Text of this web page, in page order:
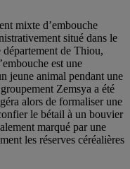
mixte d’embouche
situé dans le
de Thiou,
est une
jeune animal pendant une
Zemsya a été
alors de formaliser une
le bétail à un bouvier
marqué par une
les réserves céréalières